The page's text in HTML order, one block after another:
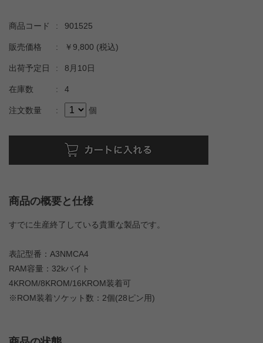
商品コード : 901525
販売価格 : ￥9,800 (税込)
出荷予定日 : 8月10日
在庫数 : 4
注文数量 : 個
商品の概要と仕様
すでに生産終了している貴重な製品です。
表記型番：A3NMCA4
RAM容量：32kバイト
4KROM/8KROM/16KROM装着可
※ROM装着ソケット数：2個(28ピン用)